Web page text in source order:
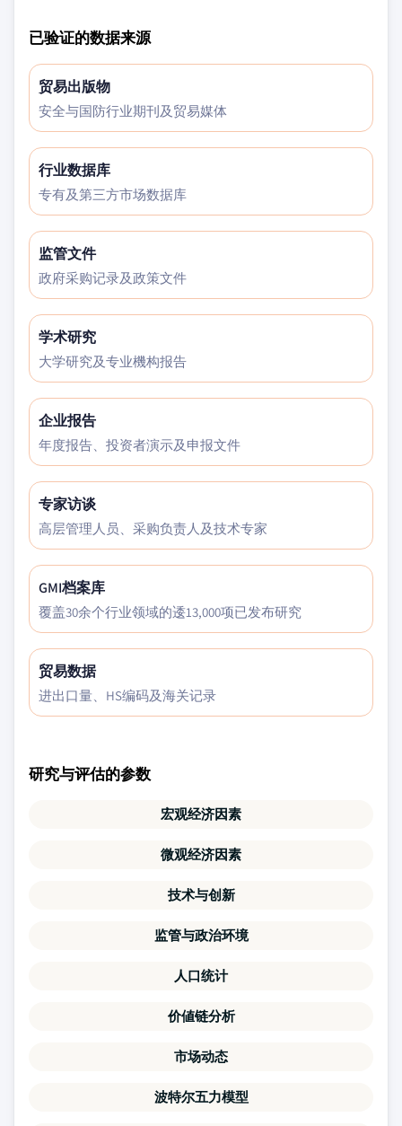
已验证的数据来源
贸易出版物
安全与国防行业期刊及贸易媒体
行业数据库
专有及第三方市场数据库
监管文件
政府采购记录及政策文件
学术研究
大学研究及专业機构报告
企业报告
年度报告、投资者演示及申报文件
专家访谈
高层管理人员、采购负责人及技术专家
GMI档案库
覆盖30余个行业领域的逶13,000项已发布研究
贸易数据
进出口量、HS编码及海关记录
研究与评估的参数
宏观经济因素
微观经济因素
技术与创新
监管与政治环境
人口统计
价値链分析
市场动态
波特尔五力模型